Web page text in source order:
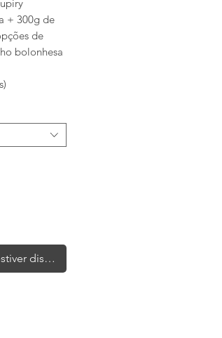
+ 300g de
de
bolonhesa
disponível